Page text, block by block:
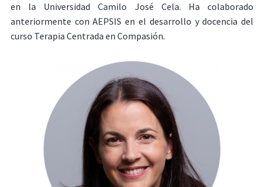
en la Universidad Camilo José Cela. Ha colaborado
anteriormente con AEPSIS en el desarrollo y docencia del
curso Terapia Centrada en Compasión.